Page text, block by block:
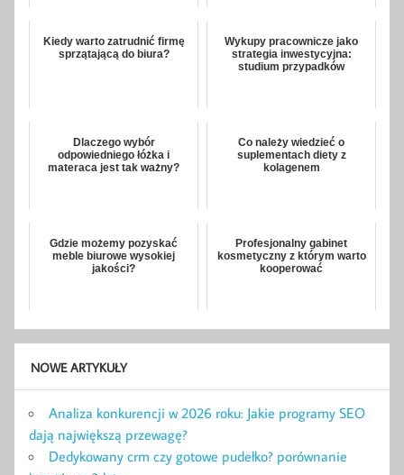
Kiedy warto zatrudnić firmę
sprzątającą do biura?
Wykupy pracownicze jako
strategia inwestycyjna:
studium przypadków
Dlaczego wybór
odpowiedniego łóżka i
materaca jest tak ważny?
Co należy wiedzieć o
suplementach diety z
kolagenem
Gdzie możemy pozyskać
meble biurowe wysokiej
jakości?
Profesjonalny gabinet
kosmetyczny z którym warto
kooperować
NOWE ARTYKUŁY
Analiza konkurencji w 2026 roku: Jakie programy SEO
dają największą przewagę?
Dedykowany crm czy gotowe pudełko? porównanie